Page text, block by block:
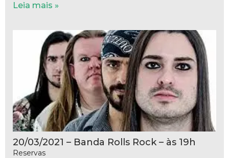
Leia mais »
20/03/2021 – Banda Rolls Rock – às 19h
Reservas